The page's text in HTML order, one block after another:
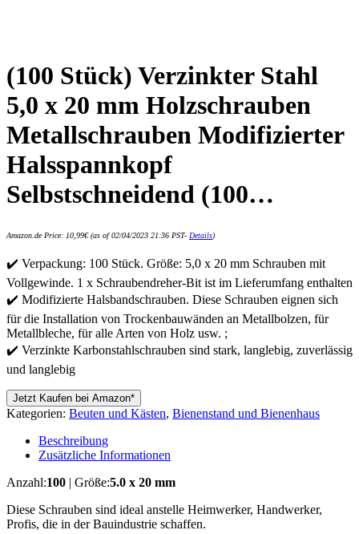
(100 Stück) Verzinkter Stahl
5,0 x 20 mm Holzschrauben
Metallschrauben Modifizierter
Halsspannkopf
Selbstschneidend (100…
Amazon.de Price: 10,99€(as of 02/04/2023 21:36 PST- Details)
✔️ Verpackung: 100 Stück. Größe: 5,0 x 20 mm Schrauben mit
Vollgewinde. 1 x Schraubendreher-Bit ist im Lieferumfang enthalten
✔️ Modifizierte Halsbandschrauben. Diese Schrauben eignen sich
für die Installation von Trockenbauwänden an Metallbolzen, für
Metallbleche, für alle Arten von Holz usw. ;
✔️ Verzinkte Karbonstahlschrauben sind stark, langlebig, zuverlässig
und langlebig
Jetzt Kaufen bei Amazon*
Kategorien: Beuten und Kästen, Bienenstand und Bienenhaus
Beschreibung
Zusätzliche Informationen
Anzahl:100 | Größe:5.0 x 20 mm
Diese Schrauben sind ideal anstelle Heimwerker, Handwerker,
Profis, die in der Bauindustrie schaffen.